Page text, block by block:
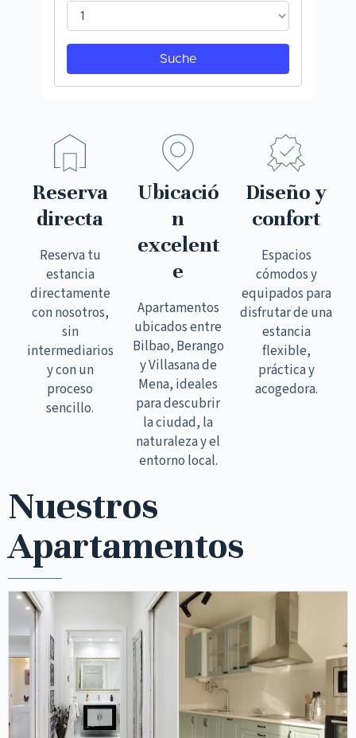
Reserva
directa
Reserva tu
estancia
directamente
con nosotros,
sin
intermediarios
y con un
proceso
sencillo.
Ubicació
n
excelent
e
Apartamentos
ubicados entre
Bilbao, Berango
y Villasana de
Mena, ideales
para descubrir
la ciudad, la
naturaleza y el
entorno local.
Diseño y
confort
Espacios
cómodos y
equipados para
disfrutar de una
estancia
flexible,
práctica y
acogedora.
Nuestros
Apartamentos